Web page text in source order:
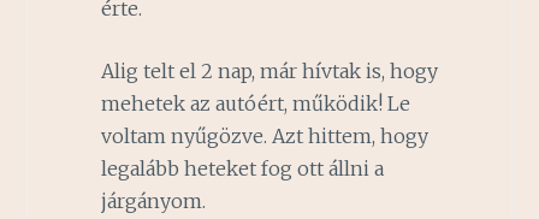
érte.
Alig telt el 2 nap, már hívtak is, hogy
mehetek az autóért, működik! Le
voltam nyűgözve. Azt hittem, hogy
legalább heteket fog ott állni a
járgányom.